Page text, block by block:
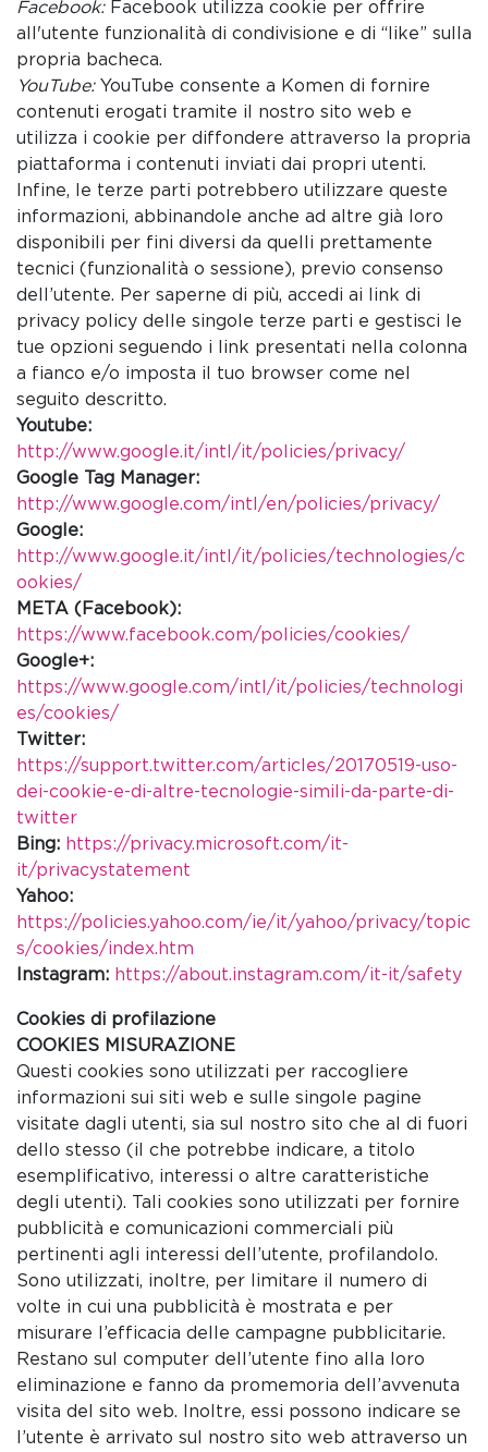
Facebook:Facebook utilizza cookie per offrire
all'utente funzionalità di condivisione e di “like” sulla
propria bacheca.
YouTube:YouTube consente a Komen di fornire
contenuti erogati tramite il nostro sito web e
utilizza i cookie per diffondere attraverso la propria
piattaforma i contenuti inviati dai propri utenti.
Infine, le terze parti potrebbero utilizzare queste
informazioni, abbinandole anche ad altre già loro
disponibili per fini diversi da quelli prettamente
tecnici (funzionalità o sessione), previo consenso
dell’utente. Per saperne di più, accedi ai link di
privacy policy delle singole terze parti e gestisci le
tue opzioni seguendo i link presentati nella colonna
a fianco e/o imposta il tuo browser come nel
seguito descritto.
Youtube:
http://www.google.it/intl/it/policies/privacy/
Google Tag Manager:
http://www.google.com/intl/en/policies/privacy/
Google:
http://www.google.it/intl/it/policies/technologies/c
ookies/
META (Facebook):
https://www.facebook.com/policies/cookies/
Google+:
https://www.google.com/intl/it/policies/technologi
es/cookies/
Twitter:
https://support.twitter.com/articles/20170519-uso-
dei-cookie-e-di-altre-tecnologie-simili-da-parte-di-
twitter
Bing: https://privacy.microsoft.com/it-
it/privacystatement
Yahoo:
https://policies.yahoo.com/ie/it/yahoo/privacy/topic
s/cookies/index.htm
Instagram: https://about.instagram.com/it-it/safety
Cookies di profilazione
COOKIES MISURAZIONE
Questi cookies sono utilizzati per raccogliere
informazioni sui siti web e sulle singole pagine
visitate dagli utenti, sia sul nostro sito che al di fuori
dello stesso (il che potrebbe indicare, a titolo
esemplificativo, interessi o altre caratteristiche
degli utenti). Tali cookies sono utilizzati per fornire
pubblicità e comunicazioni commerciali più
pertinenti agli interessi dell’utente, profilandolo.
Sono utilizzati, inoltre, per limitare il numero di
volte in cui una pubblicità è mostrata e per
misurare l’efficacia delle campagne pubblicitarie.
Restano sul computer dell’utente fino alla loro
eliminazione e fanno da promemoria dell’avvenuta
visita del sito web. Inoltre, essi possono indicare se
l’utente è arrivato sul nostro sito web attraverso un